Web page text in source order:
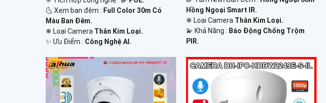
🌜 Xem ban đêm : Full Color 30m Có
Màu Ban Đêm.
❄ Loại Camera Thân Kim Loại.
️✨ Ưu Điểm : Công Nghệ AI.
Hồng Ngoại Smart IR.
❄ Loại Camera Thân Kim Loại.
️💫 Khả Năng : Báo Động Chống Trộm
PIR.